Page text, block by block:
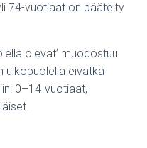
74-vuotiaat on päätelty
olevat’ muodostuu
ulkopuolella eivätkä
0–14-vuotiaat,